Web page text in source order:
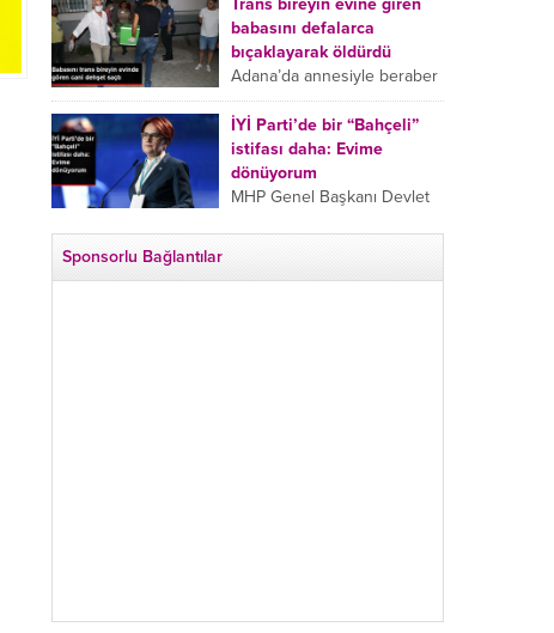
bıçaklanan Emine Bulut’un
“Ben ölmek istemiyorum”
demesi ve yanında bulunan
10 yaşındaki kızının “Anne
lütfen...
Trans bireyin evine giren
babasını defalarca
bıçaklayarak öldürdü
Adana’da annesiyle beraber
takip ettiği babasının trans
bireyin evine girdiği gören
cani, babasını vücudunun
çeşitli yerlerinden
bıçaklayarak öldürdü.
İYİ Parti’de bir “Bahçeli”
istifası daha: Evime
dönüyorum
MHP Genel Başkanı Devlet
Sponsorlu Bağlantılar